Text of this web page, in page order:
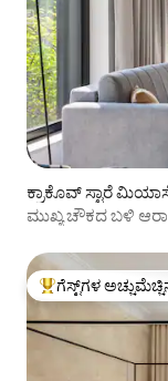
ಕ್ರಾಕೊವ್ ಸ್ಟಾರೆ
ಮುಖ್ಯ ಚೌಕದ ಬಳಿ
ಗೆಸ್ಟ್‌ಗಳಿಗೆ ಅತಿ ಹೆಚ್ಚು
ಗೆಸ್ಟ್‌ಗಳ